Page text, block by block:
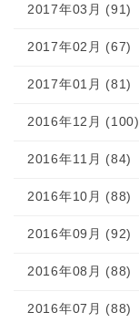
2017年03月 (91)
2017年02月 (67)
2017年01月 (81)
2016年12月 (100)
2016年11月 (84)
2016年10月 (88)
2016年09月 (92)
2016年08月 (88)
2016年07月 (88)